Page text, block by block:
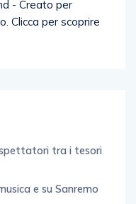
tra i tesori
e su Sanremo